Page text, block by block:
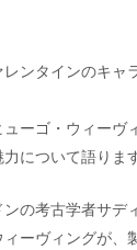
ンタインのキャ
ーゴ・ウィーヴ
について語りま
の考古学者サデ
ーヴィングが、